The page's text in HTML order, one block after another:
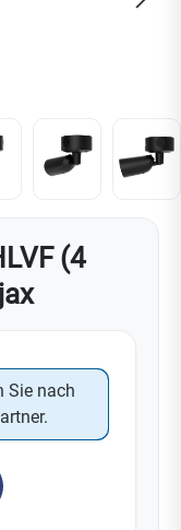
(4
Sie nach